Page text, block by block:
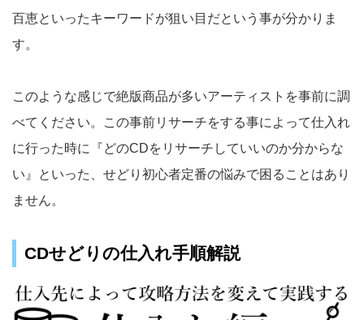
百恵といったキーワードが狙い目だという事が分かりま
す。
このような感じで絶版商品が多いアーティストを事前に調
べてください。この事前リサーチをする事によって仕入れ
に行った時に『どのCDをリサーチしていいのか分からな
い』といった、せどり初心者定番の悩みで困ることはあり
ません。
CDせどりの仕入れ手順解説